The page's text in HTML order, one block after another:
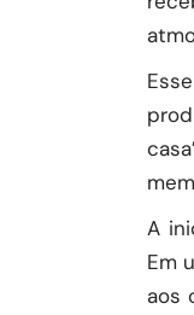
A
Em
aos